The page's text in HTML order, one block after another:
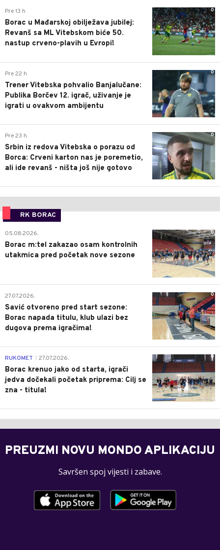
0
Pre 13 h
Borac u Mađarskoj obilježava jubilej:
Revanš sa ML Vitebskom biće 50.
nastup crveno-plavih u Evropi!
0
Pre 22 h
Trener Vitebska pohvalio Banjalučane:
Publika Borčev 12. igrač, uživanje je
igrati u ovakvom ambijentu
0
Pre 23 h
Srbin iz redova Vitebska o porazu od
Borca: Crveni karton nas je poremetio,
ali ide revanš - ništa još nije gotovo
RK BORAC
0
05.08.2026.
Borac m:tel zakazao osam kontrolnih
utakmica pred početak nove sezone
0
27.07.2026.
Savić otvoreno pred start sezone:
Borac napada titulu, klub ulazi bez
dugova prema igračima!
0
RUKOMET 27.07.2026.
Borac krenuo jako od starta, igrači
jedva dočekali početak priprema: Cilj se
zna - titula!
PREUZMI NOVU MONDO APLIKACIJU
Savršen spoj vijesti i zabave.